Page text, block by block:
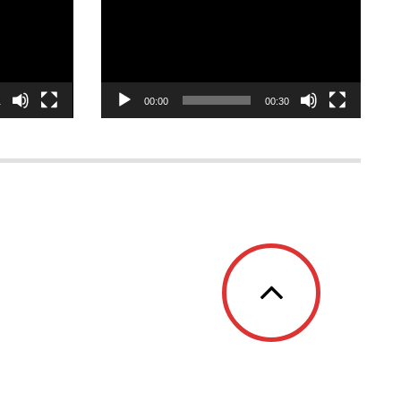
00:00 00:30